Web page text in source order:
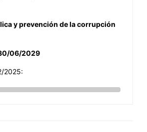
y prevención de la corrupción
06/2029
2025: